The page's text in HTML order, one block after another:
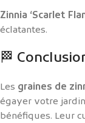
Zinnia ‘Scarlet
éclatantes.
🏁
Les graines de
égayer votre
bénéfiques. Leur